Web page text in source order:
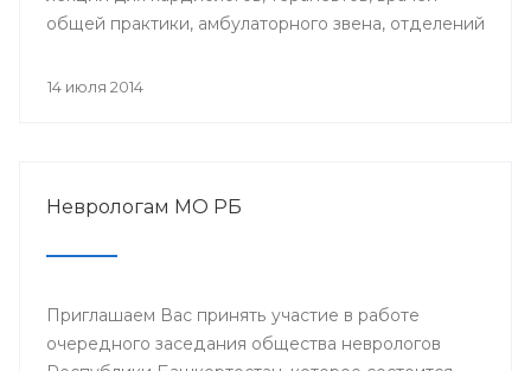
общей практики, амбулаторного звена, отделений
университетской клиники Лондона.
14 июля 2014
Неврологам МО РБ
Приглашаем Вас принять участие в работе
очередного заседания общества неврологов